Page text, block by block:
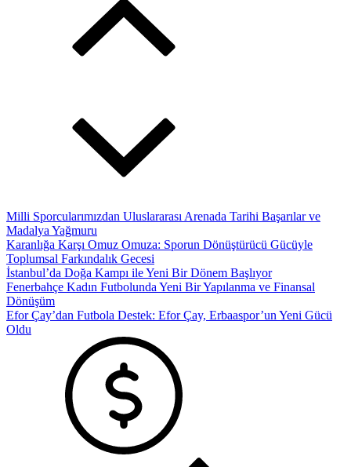
Milli Sporcularımızdan Uluslararası Arenada Tarihi Başarılar ve
Madalya Yağmuru
Karanlığa Karşı Omuz Omuza: Sporun Dönüştürücü Gücüyle
Toplumsal Farkındalık Gecesi
İstanbul’da Doğa Kampı ile Yeni Bir Dönem Başlıyor
Fenerbahçe Kadın Futbolunda Yeni Bir Yapılanma ve Finansal
Dönüşüm
Efor Çay’dan Futbola Destek: Efor Çay, Erbaaspor’un Yeni Gücü
Oldu